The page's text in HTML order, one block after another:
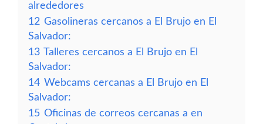
alrededores
12 Gasolineras cercanos a El Brujo en El
Salvador:
13 Talleres cercanos a El Brujo en El
Salvador:
14 Webcams cercanas a El Brujo en El
Salvador:
15 Oficinas de correos cercanas a en